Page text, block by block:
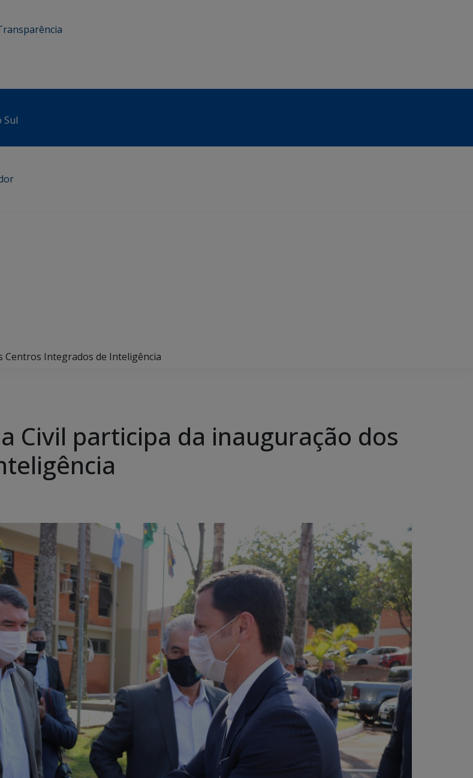
Sul
Centros Integrados de Inteligência
Civil participa da inauguração dos